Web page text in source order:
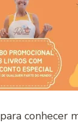
para conhecer